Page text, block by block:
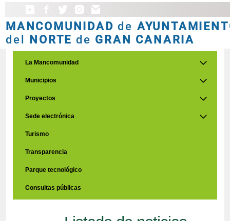
MANCOMUNIDAD de
del NORTE de GRAN CANARIA
La Mancomunidad
Municipios
Proyectos
Sede electrónica
Turismo
Transparencia
Parque tecnológico
Consultas públicas